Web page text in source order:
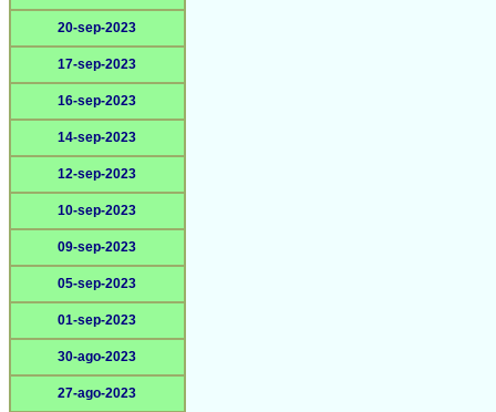
20-sep-2023
17-sep-2023
16-sep-2023
14-sep-2023
12-sep-2023
10-sep-2023
09-sep-2023
05-sep-2023
01-sep-2023
30-ago-2023
27-ago-2023